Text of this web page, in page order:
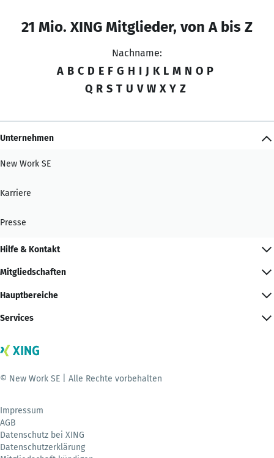
21 Mio. XING Mitglieder, von A bis Z
Nachname:
A B C D E F G H I J K L M N O P
Q R S T U V W X Y Z
Unternehmen
New Work SE
Karriere
Presse
Hilfe & Kontakt
Mitgliedschaften
Hauptbereiche
Services
© New Work SE | Alle Rechte vorbehalten
Impressum
AGB
Datenschutz bei XING
Datenschutzerklärung